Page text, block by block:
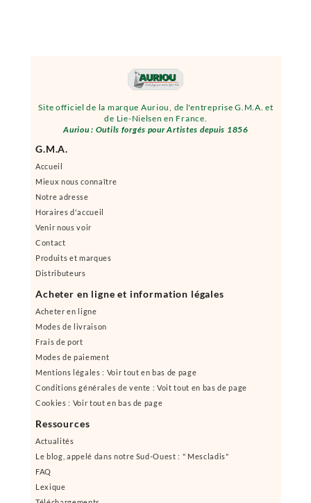
Site officiel de la marque Auriou, de l'entreprise G.M.A. et
de Lie-Nielsen en France.
Auriou : Outils forgés pour Artistes depuis 1856
G.M.A.
Accueil
Mieux nous connaître
Notre adresse
Horaires d'accueil
Venir nous voir
Contact
Produits et marques
Distributeurs
Acheter en ligne et information légales
Acheter en ligne
Modes de livraison
Frais de port
Modes de paiement
Mentions légales : Voir tout en bas de page
Conditions générales de vente : Voit tout en bas de page
Cookies : Voir tout en bas de page
Ressources
Actualités
Le blog, appelé dans notre Sud-Ouest : " Mescladis"
FAQ
Lexique